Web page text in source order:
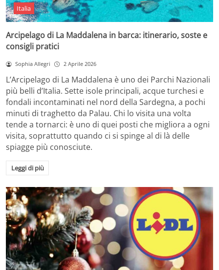
Italia
Arcipelago di La Maddalena in barca: itinerario, soste e
consigli pratici
Sophia Allegri 2 Aprile 2026
L’Arcipelago di La Maddalena è uno dei Parchi Nazionali
più belli d’Italia. Sette isole principali, acque turchesi e
fondali incontaminati nel nord della Sardegna, a pochi
minuti di traghetto da Palau. Chi lo visita una volta
tende a tornarci: è uno di quei posti che migliora a ogni
visita, soprattutto quando ci si spinge al di là delle
spiagge più conosciute.
Leggi di più